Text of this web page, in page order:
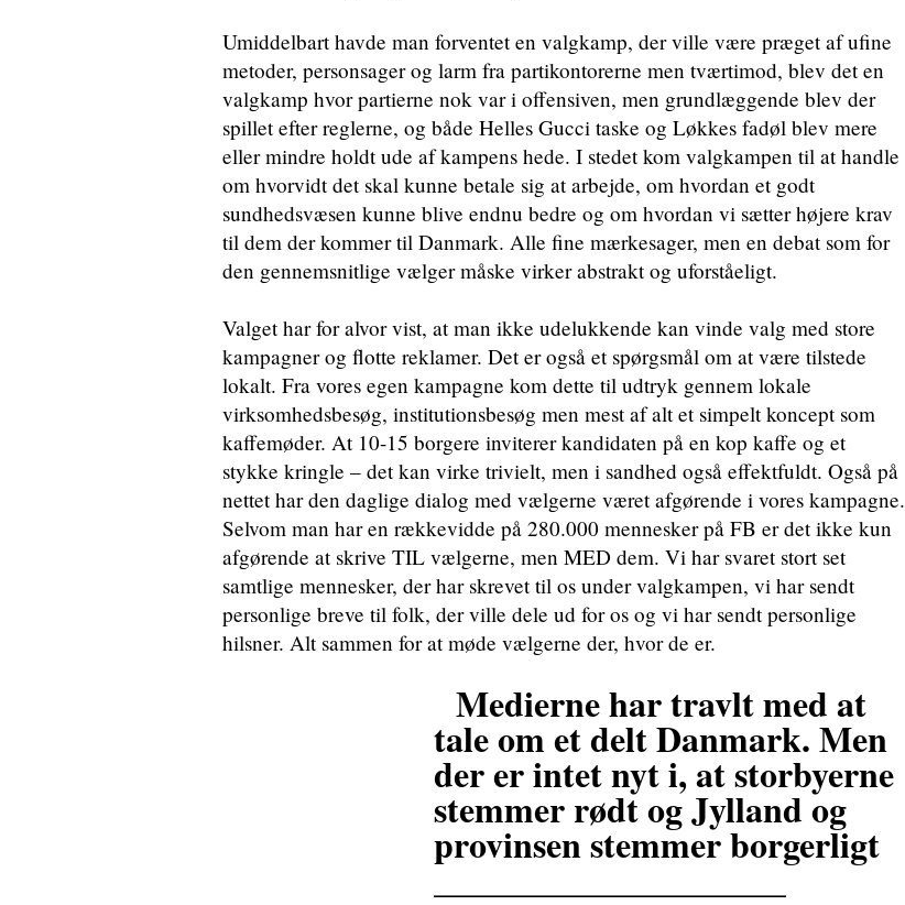
Umiddelbart havde man forventet en valgkamp, der ville være præget af ufine
metoder, personsager og larm fra partikontorerne men tværtimod, blev det en
valgkamp hvor partierne nok var i offensiven, men grundlæggende blev der
spillet efter reglerne, og både Helles Gucci taske og Løkkes fadøl blev mere
eller mindre holdt ude af kampens hede. I stedet kom valgkampen til at handle
om hvorvidt det skal kunne betale sig at arbejde, om hvordan et godt
sundhedsvæsen kunne blive endnu bedre og om hvordan vi sætter højere krav
til dem der kommer til Danmark. Alle fine mærkesager, men en debat som for
den gennemsnitlige vælger måske virker abstrakt og uforståeligt.
Valget har for alvor vist, at man ikke udelukkende kan vinde valg med store
kampagner og flotte reklamer. Det er også et spørgsmål om at være tilstede
lokalt. Fra vores egen kampagne kom dette til udtryk gennem lokale
virksomhedsbesøg, institutionsbesøg men mest af alt et simpelt koncept som
kaffemøder. At 10-15 borgere inviterer kandidaten på en kop kaffe og et
stykke kringle – det kan virke trivielt, men i sandhed også effektfuldt. Også på
nettet har den daglige dialog med vælgerne været afgørende i vores kampagne.
Selvom man har en rækkevidde på 280.000 mennesker på FB er det ikke kun
afgørende at skrive TIL vælgerne, men MED dem. Vi har svaret stort set
samtlige mennesker, der har skrevet til os under valgkampen, vi har sendt
personlige breve til folk, der ville dele ud for os og vi har sendt personlige
hilsner. Alt sammen for at møde vælgerne der, hvor de er.
Medierne har travlt med at
tale om et delt Danmark. Men
der er intet nyt i, at storbyerne
stemmer rødt og Jylland og
provinsen stemmer borgerligt
____________________